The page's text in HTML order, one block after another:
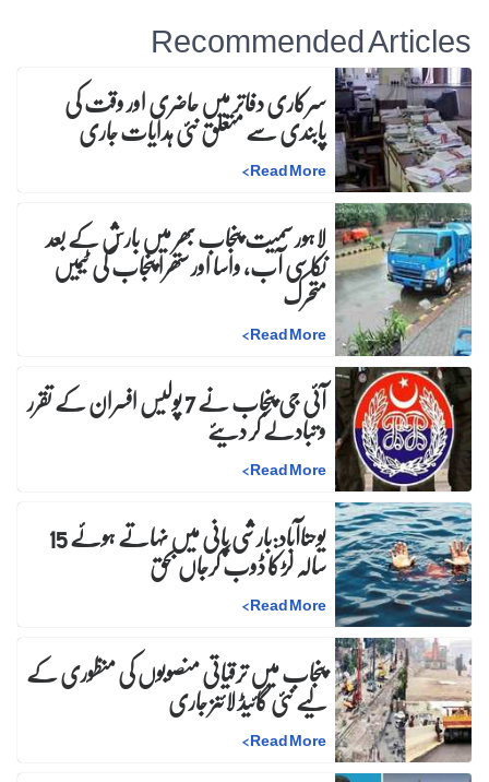
Recommended Articles
سرکاری دفاتر میں حاضری اور وقت کی
پابندی سے متعلق نئی ہدایات جاری
Read More
>
لاہور سمیت پنجاب بھر میں بارش کے بعد
نکاسی آب، واسا اور ستھرا پنجاب کی ٹیمیں
متحرک
Read More
>
آئی جی پنجاب نے 7 پولیس افسران کے تقرر و تبادلے کر دیئے
Read More
>
یوحناآباد:بارشی پانی میں نہاتے ہوئے 15 سالہ لڑکا ڈوب کرجاں بحق
Read More
>
پنجاب میں ترقیاتی منصوبوں کی منظوری کے
لیے نئی گائیڈ لائنز جاری
Read More
>